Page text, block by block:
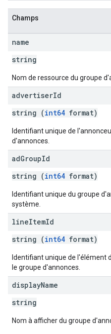
Champs
name
string
Nom de ressource du groupe
advertiserId
string (int64 format)
Identifiant unique de
d'annonces.
adGroupId
string (int64 format)
Identifiant unique du groupe
système.
lineItemId
string (int64 format)
Identifiant unique de l'élément
le groupe d'annonces.
displayName
string
Nom à afficher du groupe